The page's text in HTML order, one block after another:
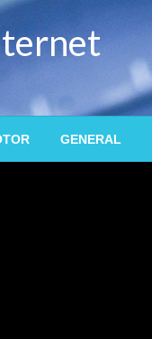
GENERAL